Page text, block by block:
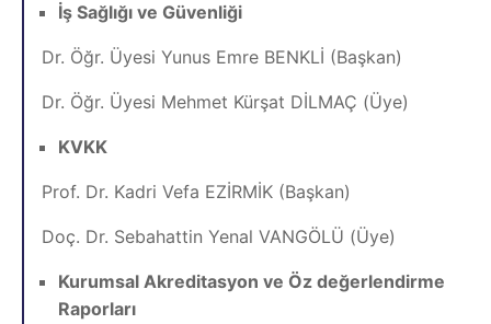
İş Sağlığı ve Güvenliği
Dr. Öğr. Üyesi Yunus Emre BENKLİ (Başkan)
Dr. Öğr. Üyesi Mehmet Kürşat DİLMAÇ (Üye)
KVKK
Prof. Dr. Kadri Vefa EZİRMİK (Başkan)
Doç. Dr. Sebahattin Yenal VANGÖLÜ (Üye)
Kurumsal Akreditasyon ve Öz değerlendirme
Raporları